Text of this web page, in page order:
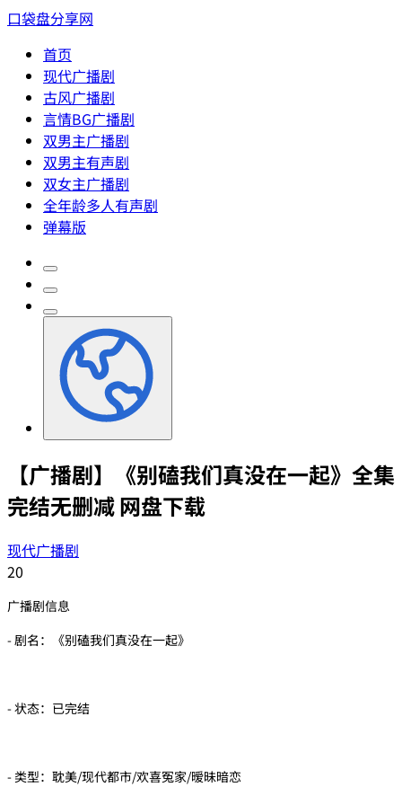
口袋盘分享网
首页
现代广播剧
古风广播剧
言情BG广播剧
双男主广播剧
双男主有声剧
双女主广播剧
全年龄多人有声剧
弹幕版
【广播剧】《别磕我们真没在一起》全集
完结无删减 网盘下载
现代广播剧
20
广播剧信息
- 剧名：《别磕我们真没在一起》
- 状态：已完结
- 类型：耽美/现代都市/欢喜冤家/暧昧暗恋